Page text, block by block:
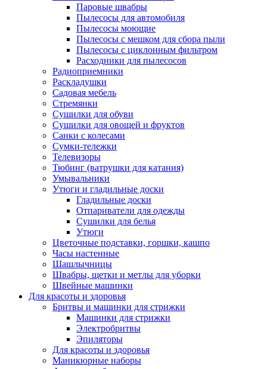
Паровые швабры
Пылесосы для автомобиля
Пылесосы моющие
Пылесосы с мешком для сбора пыли
Пылесосы с циклонным фильтром
Расходники для пылесосов
Радиоприемники
Раскладушки
Садовая мебель
Стремянки
Сушилки для обуви
Сушилки для овощей и фруктов
Санки с колесами
Сумки-тележки
Телевизоры
Тюбинг (ватрушки для катания)
Умывальники
Утюги и гладильные доски
Гладильные доски
Отпариватели для одежды
Сушилки для белья
Утюги
Цветочные подставки, горшки, кашпо
Часы настенные
Шашлычницы
Швабры, щетки и метлы для уборки
Швейные машинки
Для красоты и здоровья
Бритвы и машинки для стрижки
Машинки для стрижки
Электробритвы
Эпиляторы
Для красоты и здоровья
Маникюрные наборы